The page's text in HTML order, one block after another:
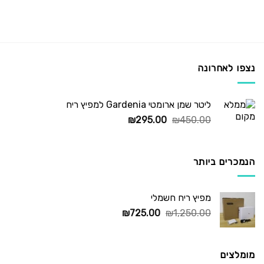
נצפו לאחרונה
ליטר שמן ארומטי Gardenia למפיץ ריח
₪450.00
המחיר
₪295.00
המחיר
הנמכרים ביותר
מפיץ ריח חשמלי
₪1,250.00
המחיר
₪725.00
המחיר
מומלצים